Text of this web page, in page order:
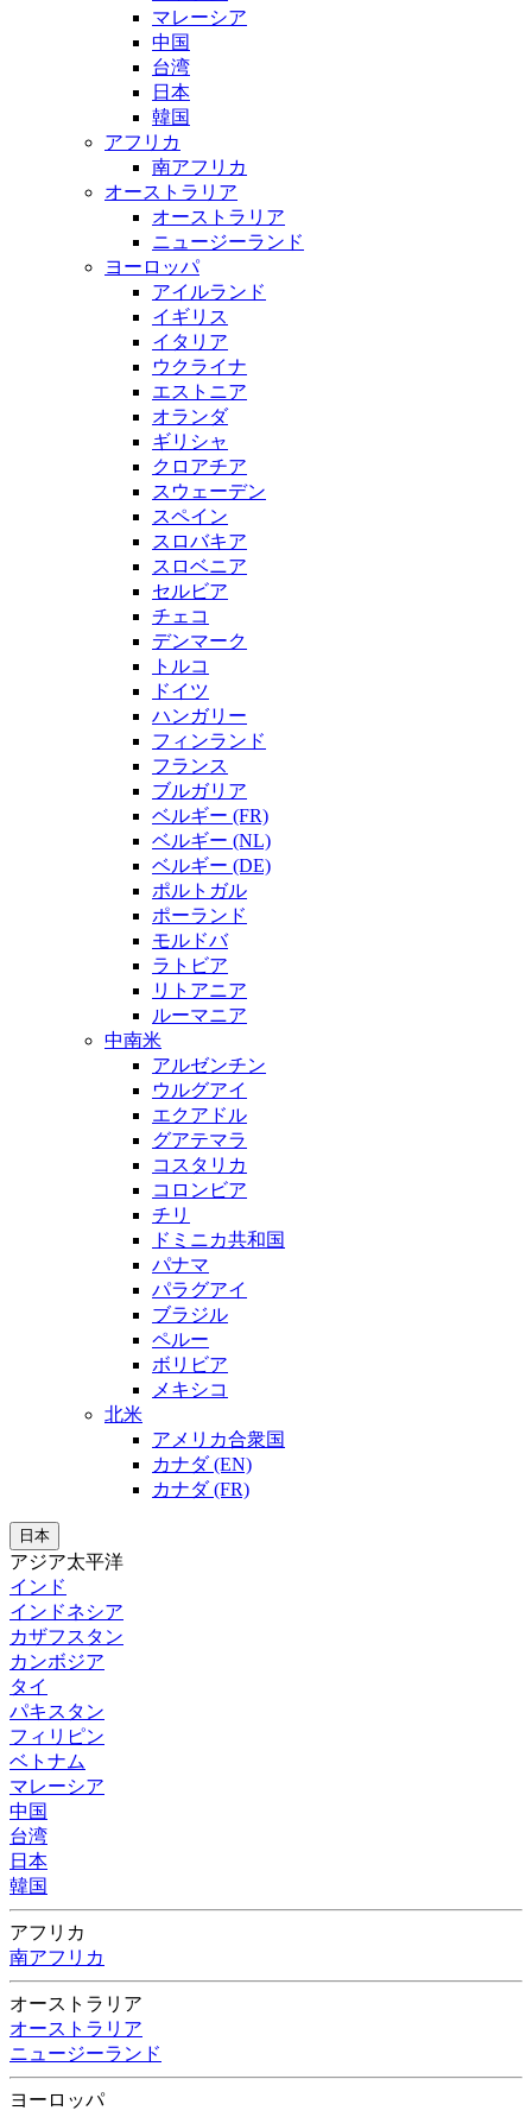
マレーシア
中国
台湾
日本
韓国
アフリカ
南アフリカ
オーストラリア
オーストラリア
ニュージーランド
ヨーロッパ
アイルランド
イギリス
イタリア
ウクライナ
エストニア
オランダ
ギリシャ
クロアチア
スウェーデン
スペイン
スロバキア
スロベニア
セルビア
チェコ
デンマーク
トルコ
ドイツ
ハンガリー
フィンランド
フランス
ブルガリア
ベルギー (FR)
ベルギー (NL)
ベルギー (DE)
ポルトガル
ポーランド
モルドバ
ラトビア
リトアニア
ルーマニア
中南米
アルゼンチン
ウルグアイ
エクアドル
グアテマラ
コスタリカ
コロンビア
チリ
ドミニカ共和国
パナマ
パラグアイ
ブラジル
ペルー
ボリビア
メキシコ
北米
アメリカ合衆国
カナダ (EN)
カナダ (FR)
日本
アジア太平洋
インド
インドネシア
カザフスタン
カンボジア
タイ
パキスタン
フィリピン
ベトナム
マレーシア
中国
台湾
日本
韓国
アフリカ
南アフリカ
オーストラリア
オーストラリア
ニュージーランド
ヨーロッパ